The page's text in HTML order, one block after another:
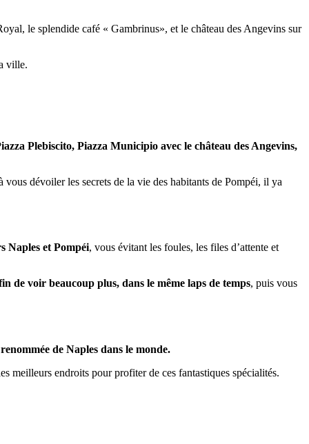
le splendide café « Gambrinus», et le château des Angevins sur
ville.
Plebiscito, Piazza Municipio avec le château des Angevins,
dévoiler les secrets de la vie des habitants de Pompéi, il ya
Naples et Pompéi, vous évitant les foules, les files d’attente et
de voir beaucoup plus, dans le même laps de temps, puis vous
de Naples dans le monde.
meilleurs endroits pour profiter de ces fantastiques spécialités.